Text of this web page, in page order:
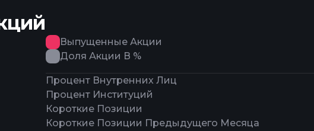
Выпущенные Акции
Доля Акции В %
Процент Внутренних Лиц
Процент Институций
Короткие Позиции
Короткие Позиции Предыдущего Месяца